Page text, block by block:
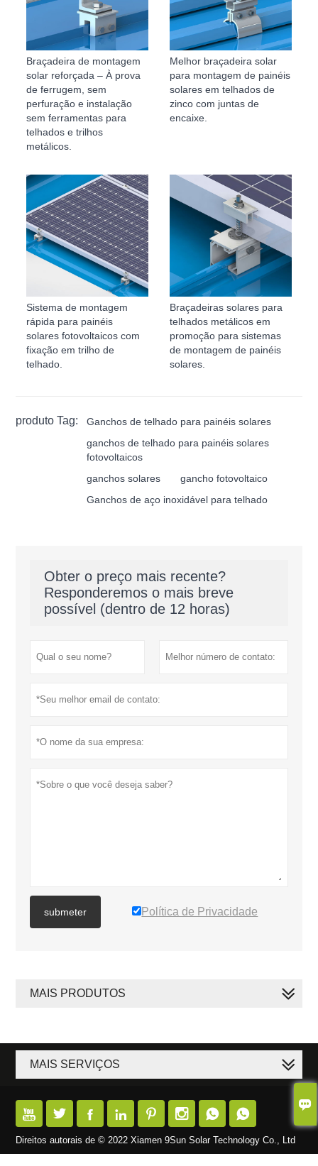

Braçadeira de montagem
solar reforçada – À prova
de ferrugem, sem
perfuração e instalação
sem ferramentas para
telhados e trilhos
metálicos.
Melhor braçadeira solar
para montagem de painéis
solares em telhados de
zinco com juntas de
encaixe.
Sistema de montagem
rápida para painéis
solares fotovoltaicos com
fixação em trilho de
telhado.
Braçadeiras solares para
telhados metálicos em
promoção para sistemas
de montagem de painéis
solares.
produto Tag:
Ganchos de telhado para painéis solares
ganchos de telhado para painéis solares
fotovoltaicos
ganchos solares
gancho fotovoltaico
Ganchos de aço inoxidável para telhado
Obter o preço mais recente?
Responderemos o mais breve
possível (dentro de 12 horas)
submeter Política de Privacidade
MAIS PRODUTOS
MAIS SERVIÇOS
       
Direitos autorais de © 2022 Xiamen 9Sun Solar Technology Co., Ltd